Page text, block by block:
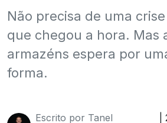
Não precisa de uma
que chegou a hora. Mas
armazéns espera por
forma.
Escrito por Tanel